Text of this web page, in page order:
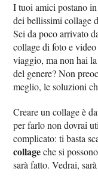
I tuoi amici postano
dei bellissimi collage
Sei da poco arrivato
collage di foto e
viaggio, ma non hai
del genere? Non
meglio, le soluzioni
Creare un collage è
per farlo non dovrai
complicato: ti basta
collageche si
sarà fatto. Vedrai,